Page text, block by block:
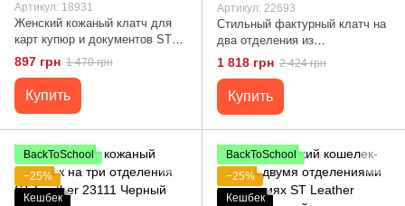
Артикул: 18931
Женский кожаный клатч для
карт купюр и документов ST
Leather 18931 Красный
897 грн 1 470 грн
Купить
Артикул: 22693
Стильный фактурный клатч на
два отделения из
лакированной натуральной
кожи ST Leather 22693 Черный
1 818 грн 2 424 грн
Купить
BackToSchool
−25%
Кешбек
BackToSchool
−25%
Кешбек